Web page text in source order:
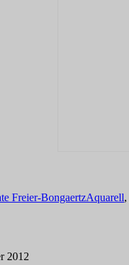
Freier-BongaertzAquarell,
2012